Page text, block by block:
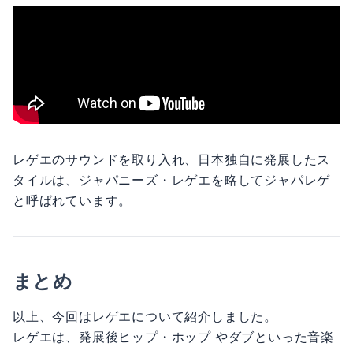
レゲエのサウンドを取り入れ、日本独自に発展したス
タイルは、ジャパニーズ・レゲエを略してジャパレゲ
と呼ばれています。
まとめ
以上、今回はレゲエについて紹介しました。
レゲエは、発展後ヒップ・ホップ やダブといった音楽